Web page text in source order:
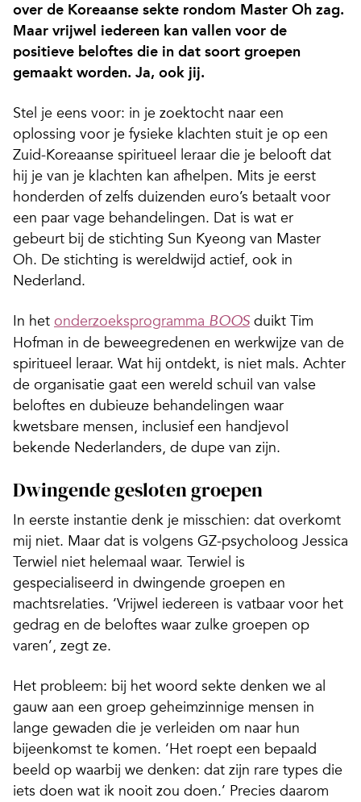
over de Koreaanse sekte rondom Master Oh zag.
Maar vrijwel iedereen kan vallen voor de
positieve beloftes die in dat soort groepen
gemaakt worden. Ja, ook jij.
Stel je eens voor: in je zoektocht naar een
oplossing voor je fysieke klachten stuit je op een
Zuid-Koreaanse spiritueel leraar die je belooft dat
hij je van je klachten kan afhelpen. Mits je eerst
honderden of zelfs duizenden euro’s betaalt voor
een paar vage behandelingen. Dat is wat er
gebeurt bij de stichting Sun Kyeong van Master
Oh. De stichting is wereldwijd actief, ook in
Nederland.
In het onderzoeksprogramma BOOSduikt Tim
Hofman in de beweegredenen en werkwijze van de
spiritueel leraar. Wat hij ontdekt, is niet mals. Achter
de organisatie gaat een wereld schuil van valse
beloftes en dubieuze behandelingen waar
kwetsbare mensen, inclusief een handjevol
bekende Nederlanders, de dupe van zijn.
Dwingende gesloten groepen
In eerste instantie denk je misschien: dat overkomt
mij niet. Maar dat is volgens GZ-psycholoog Jessica
Terwiel niet helemaal waar. Terwiel is
gespecialiseerd in dwingende groepen en
machtsrelaties. ‘Vrijwel iedereen is vatbaar voor het
gedrag en de beloftes waar zulke groepen op
varen’, zegt ze.
Het probleem: bij het woord sekte denken we al
gauw aan een groep geheimzinnige mensen in
lange gewaden die je verleiden om naar hun
bijeenkomst te komen. ‘Het roept een bepaald
beeld op waarbij we denken: dat zijn rare types die
iets doen wat ik nooit zou doen.’ Precies daarom